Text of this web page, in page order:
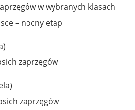
w wybranych klasach
– nocny etap
zaprzęgów
zaprzęgów